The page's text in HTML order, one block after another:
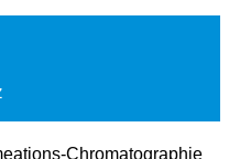
Chromatographie